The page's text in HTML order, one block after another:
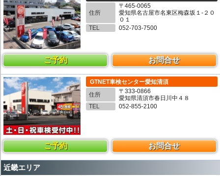
住所
〒465-0065
愛知県名古屋市名東区梅森坂１-２０
０１
TEL
052-703-7500
ご予約 お問合せ
GTNET車検センター愛知清須
住所
〒333-0866
愛知県清須市春日川中４８
TEL
052-855-2100
ご予約 お問合せ
近畿エリア